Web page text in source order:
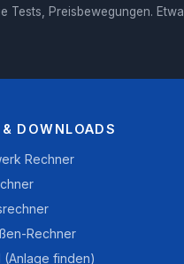
Tests, Preisbewegungen. Etwa
DOWNLOADS
Rechner
Rechner
(Anlage finden)